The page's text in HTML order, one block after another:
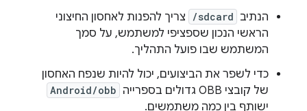
הנתיב /sdcard
צריך להפנות לאחסון החיצוני
הראשי הנכון שספציפי למשתמש, על סמך
המשתמש שבו פועל התהליך.
כדי לשפר את הביצועים, יכול להיות שנפח האחסון
של קובצי OBB גדולים בספרייה
Android/obb
ישותף בין כמה משתמשים.